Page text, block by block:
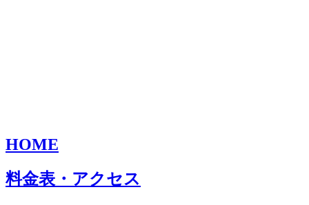
HOME
料金表・アクセス